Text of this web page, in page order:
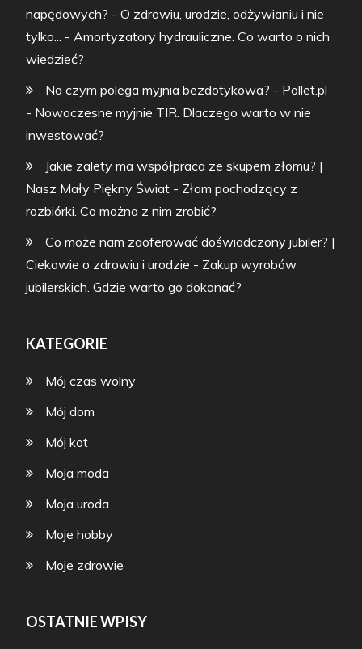
napędowych? - O zdrowiu, urodzie, odżywianiu i nie
tylko...
- Amortyzatory hydrauliczne. Co warto o nich
wiedzieć?
Na czym polega myjnia bezdotykowa? - Pollet.pl
- Nowoczesne myjnie TIR. Dlaczego warto w nie
inwestować?
Jakie zalety ma współpraca ze skupem złomu? |
Nasz Mały Piękny Świat - Złom pochodzący z
rozbiórki. Co można z nim zrobić?
Co może nam zaoferować doświadczony jubiler? |
Ciekawie o zdrowiu i urodzie - Zakup wyrobów
jubilerskich. Gdzie warto go dokonać?
KATEGORIE
Mój czas wolny
Mój dom
Mój kot
Moja moda
Moja uroda
Moje hobby
Moje zdrowie
OSTATNIE WPISY